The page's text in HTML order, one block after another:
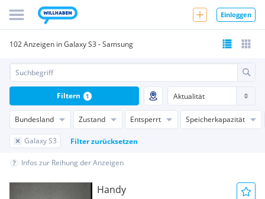
Einloggen
102 Anzeigen in Galaxy S3 - Samsung
Bundesland Zustand Entsperrt Speicherkapazität
Galaxy S3 Filter zurücksetzen
Filtern 1
Infos zur Reihung der Anzeigen
Handy